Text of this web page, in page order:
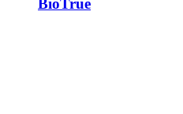
BioTrue